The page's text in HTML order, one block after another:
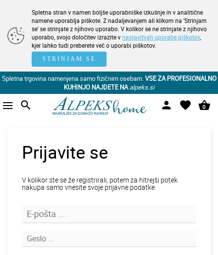
Spletna stran v namen boljše uporabniške izkušnje in v analitične
namene uporablja piškote. Z nadaljevanjem ali klikom na 'Strinjam
se' se strinjate z njihovo uporabo. V kolikor se ne strinjate z njihovo
uporabo, svojo določitev izrazite vnastavitvah uporabe piškotov,
kjer lahko tudi preberete več o uporabi piškotov.
STRINJAM SE
Spletna trgovina namenjena samo fizičnim osebam.VSE ZA PROFESIONALNO
KUHINJO NAJDETE NA alpeks.si
search person favorite shopping_basket
0
Prijavite se
V kolikor ste se že registrirali, potem za hitrejši potek
nakupa samo vnesite svoje prijavne podatke.